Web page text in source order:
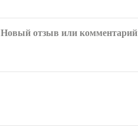
Новый отзыв или комментарий